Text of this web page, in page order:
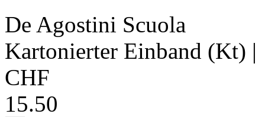
De Agostini Scuola
Kartonierter Einband (Kt) |
CHF
15.50